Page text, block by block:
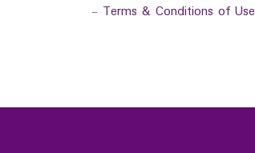
- Terms & Conditions of Use